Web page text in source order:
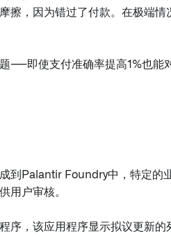
擦，因为错过了付款。在极端情
——即使支付准确率提高1%也能
到Palantir Foundry中，特定的
用户审核。
序，该应用程序显示拟议更新的